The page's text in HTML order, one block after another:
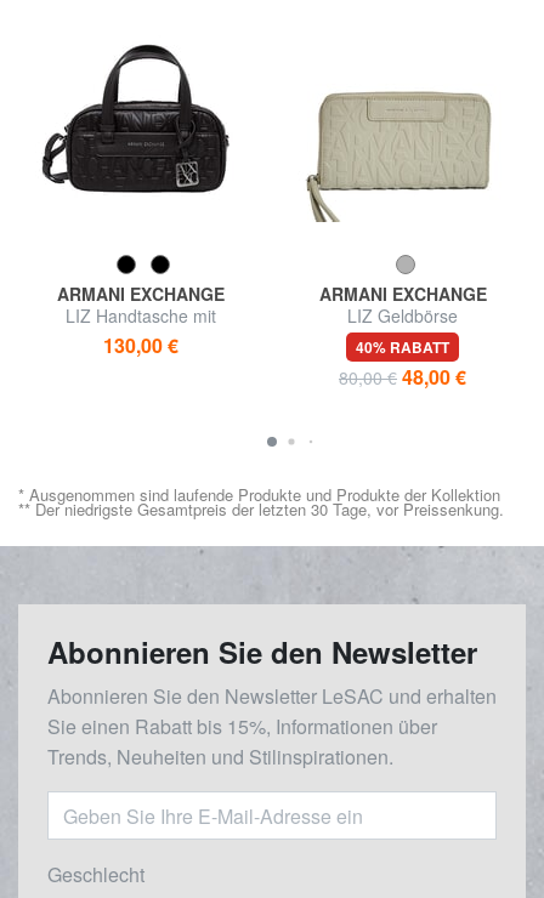
ARMANI EXCHANGE
LIZ Handtasche mit
Schulterriemen
130,00 €
ARMANI EXCHANGE
LIZ Geldbörse
40% RABATT
80,00 € 48,00 €
* Ausgenommen sind laufende Produkte und Produkte der Kollektion
** Der niedrigste Gesamtpreis der letzten 30 Tage, vor Preissenkung.
Abonnieren Sie den Newsletter
Abonnieren Sie den Newsletter LeSAC und erhalten
Sie einen Rabatt bis 15%, Informationen über
Trends, Neuheiten und Stilinspirationen.
Geschlecht